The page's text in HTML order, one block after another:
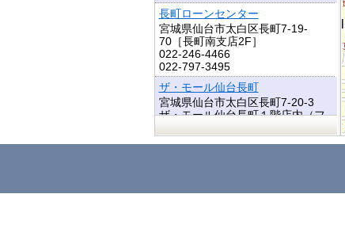
長町ローンセンター
宮城県仙台市太白区長町7-19-
70［長町南支店2F］
022-246-4466
022-797-3495
ザ・モール仙台長町
宮城県仙台市太白区長町7-20-3
ザ・モール仙台長町１階店内（フ
ザ・モール仙台長町Part２（3F）